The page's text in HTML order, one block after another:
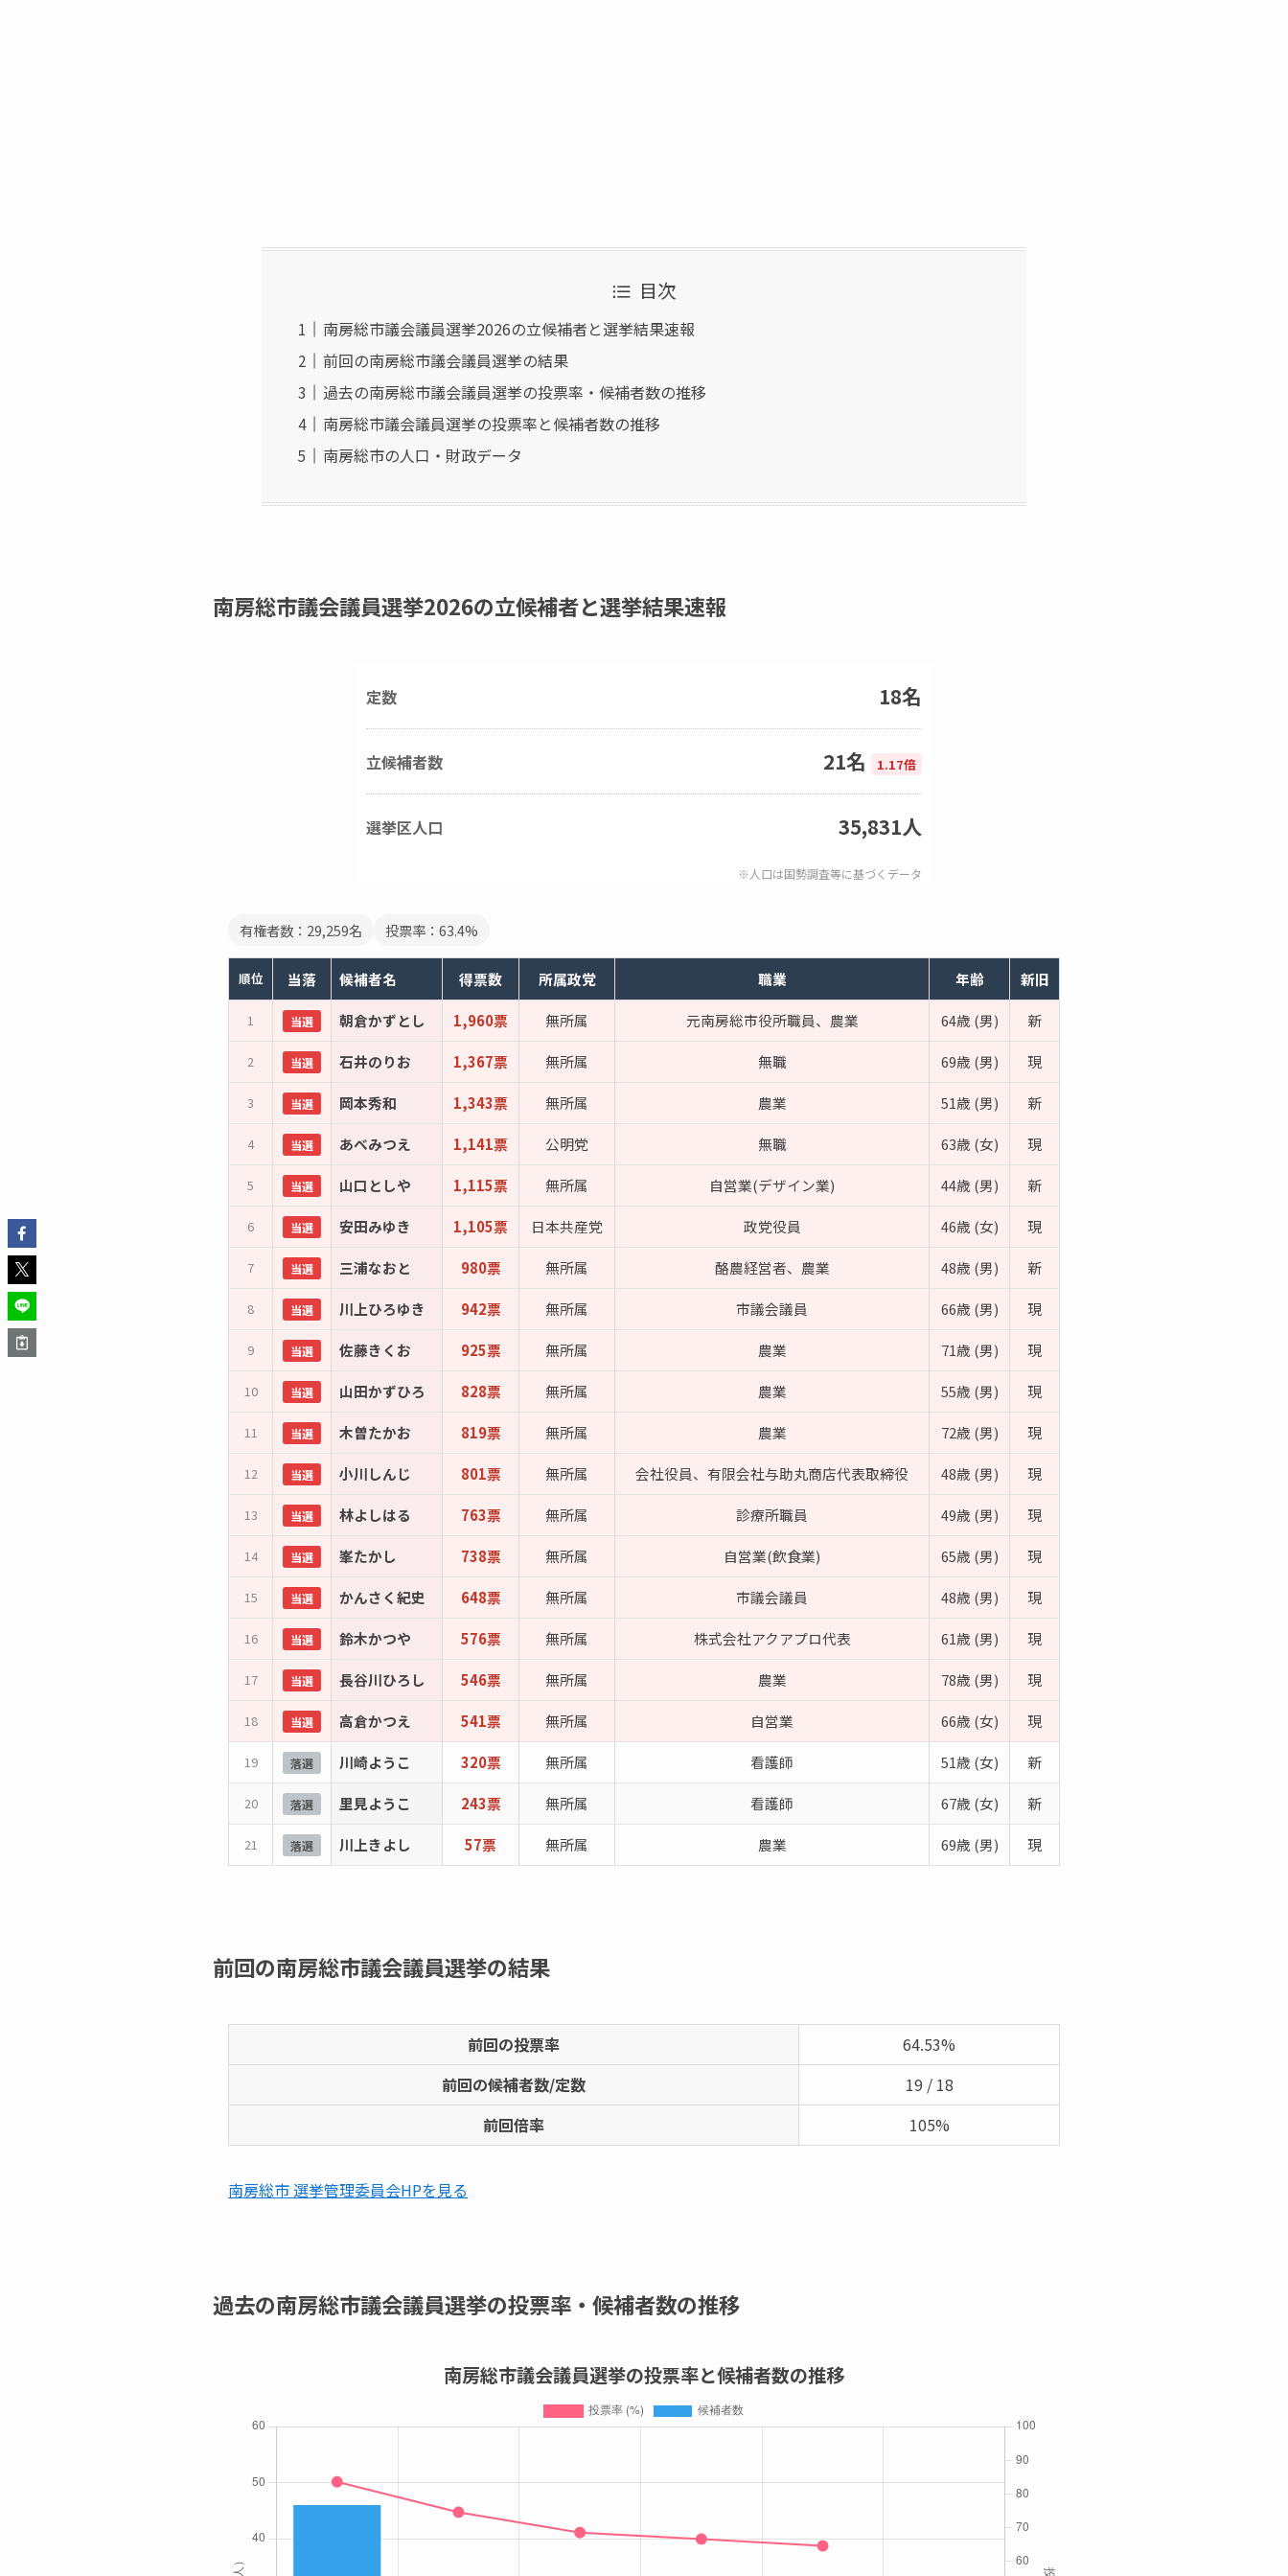
目次
南房総市議会議員選挙2026の立候補者と選挙結果速報
前回の南房総市議会議員選挙の結果
過去の南房総市議会議員選挙の投票率・候補者数の推移
南房総市議会議員選挙の投票率と候補者数の推移
南房総市の人口・財政データ
南房総市議会議員選挙2026の立候補者と選挙結果速報
定数 18名
立候補者数 21名 1.17倍
選挙区人口 35,831人
※人口は国勢調査等に基づくデータ
有権者数：29,259名 投票率：63.4%
順位 当落 候補者名 得票数 所属政党 職業 年齢 新旧
1 当選 朝倉かずとし 1,960票 無所属 元南房総市役所職員、農業 64歳 (男) 新
2 当選 石井のりお 1,367票 無所属 無職 69歳 (男) 現
3 当選 岡本秀和 1,343票 無所属 農業 51歳 (男) 新
4 当選 あべみつえ 1,141票 公明党 無職 63歳 (女) 現
5 当選 山口としや 1,115票 無所属 自営業(デザイン業) 44歳 (男) 新
6 当選 安田みゆき 1,105票 日本共産党 政党役員 46歳 (女) 現
7 当選 三浦なおと 980票 無所属 酪農経営者、農業 48歳 (男) 新
8 当選 川上ひろゆき 942票 無所属 市議会議員 66歳 (男) 現
9 当選 佐藤きくお 925票 無所属 農業 71歳 (男) 現
10 当選 山田かずひろ 828票 無所属 農業 55歳 (男) 現
11 当選 木曽たかお 819票 無所属 農業 72歳 (男) 現
12 当選 小川しんじ 801票 無所属 会社役員、有限会社与助丸商店代表取締役 48歳 (男) 現
13 当選 林よしはる 763票 無所属 診療所職員 49歳 (男) 現
14 当選 峯たかし 738票 無所属 自営業(飲食業) 65歳 (男) 現
15 当選 かんさく紀史 648票 無所属 市議会議員 48歳 (男) 現
16 当選 鈴木かつや 576票 無所属 株式会社アクアプロ代表 61歳 (男) 現
17 当選 長谷川ひろし 546票 無所属 農業 78歳 (男) 現
18 当選 高倉かつえ 541票 無所属 自営業 66歳 (女) 現
19 落選 川崎ようこ 320票 無所属 看護師 51歳 (女) 新
20 落選 里見ようこ 243票 無所属 看護師 67歳 (女) 新
21 落選 川上きよし 57票 無所属 農業 69歳 (男) 現
前回の南房総市議会議員選挙の結果
前回の投票率
64.53%
前回の候補者数/定数
19 / 18
前回倍率
105%
南房総市 選挙管理委員会HPを見る
過去の南房総市議会議員選挙の投票率・候補者数の推移
南房総市議会議員選挙の投票率と候補者数の推移